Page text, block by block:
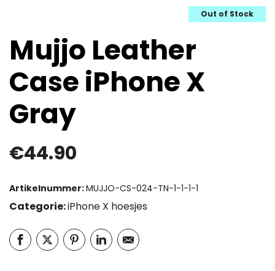
Out of Stock
Mujjo Leather
Case iPhone X
Gray
€44.90
Artikelnummer:MUJJO-CS-024-TN-1-1-1-1
Categorie:iPhone X hoesjes